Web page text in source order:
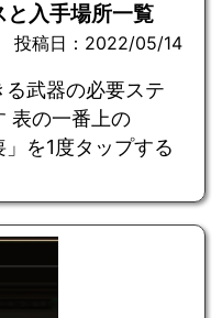
入手場所一覧
投稿日：2022/05/14
武器の必要ステ
表の一番上の
」を1度タップする